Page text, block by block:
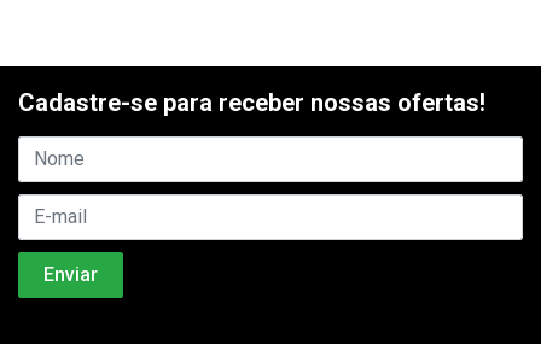
Cadastre-se para receber nossas ofertas!